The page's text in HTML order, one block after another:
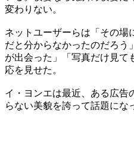
変わりない。
ネットユーザーらは「その場
だと分からなかったのだろう
が出会った」「写真だけ見て
応を見せた。
イ・ヨンエは最近、ある広告
らない美貌を誇って話題にな